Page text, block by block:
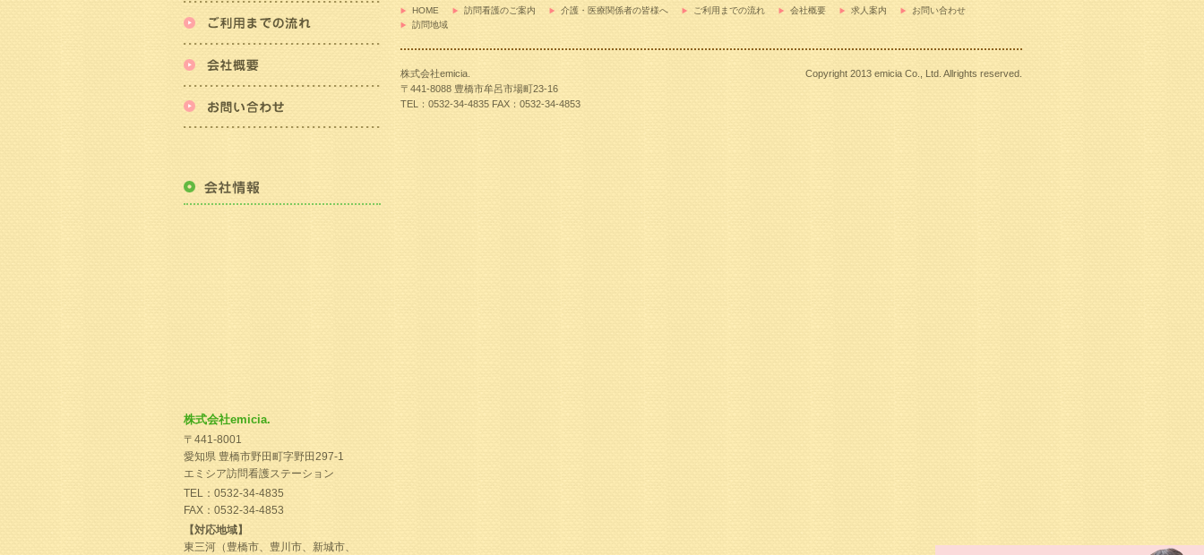
HOME 訪問看護のご案内 介護・医療関係者の皆様へ ご利用までの流れ 会社概要 求人案内
お問い合わせ
訪問地域
株式会社emicia.
〒441-8088 豊橋市牟呂市場町23-16
TEL：0532-34-4835 FAX：0532-34-4853
Copyright 2013 emicia Co., Ltd. Allrights reserved.
ご利用までの流れ
会社概要
お問い合わせ
株式会社emicia.
〒441-8001
愛知県 豊橋市野田町字野田297-1
エミシア訪問看護ステーション
TEL：0532-34-4835
FAX：0532-34-4853
【対応地域】
東三河（豊橋市、豊川市、新城市、